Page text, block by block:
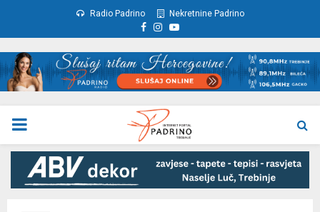
Radio Padrino Nekretnine Padrino
Facebook
Instagram
Youtube
PRIMARY
MENU